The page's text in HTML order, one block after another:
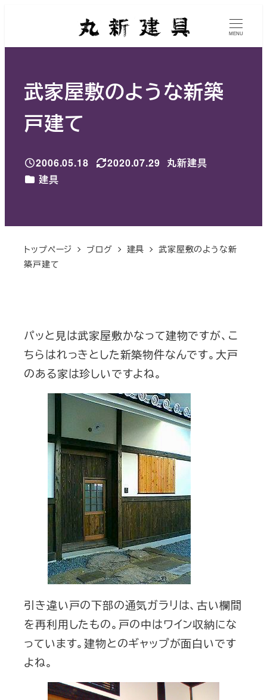
ン
MENU
武家屋敷のような新築
戸建て
投稿日
2006.05.18
更新日
2020.07.29
著
丸新建具
カテゴリー
建具
トップページ ブログ 建具
武家屋敷のような新
築戸建て
パッと見は武家屋敷かなって建物ですが、こ
ちらはれっきとした新築物件なんです。大戸
のある家は珍しいですよね。
引き違い戸の下部の通気ガラリは、古い欄間
を再利用したもの。戸の中はワイン収納にな
っています。建物とのギャップが面白いです
よね。